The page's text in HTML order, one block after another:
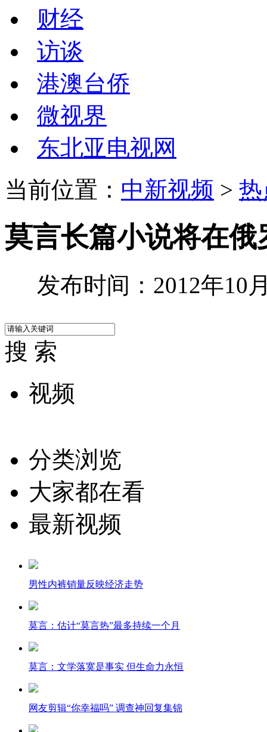
财经
访谈
港澳台侨
微视界
东北亚电视网
当前位置： 中新视频 >
莫言长篇小说将在俄
发布时间：2012年10
搜 索
视频
分类浏览
大家都在看
最新视频
男性内裤销量反映经济走势
莫言：估计“莫言热”最多持续一个月
莫言：文学落寞是事实 但生命力永恒
网友剪辑“你幸福吗” 调查神回复集锦